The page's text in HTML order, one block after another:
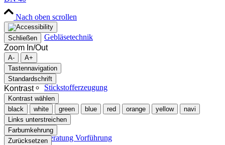
Gebläsetechnik
Stickstofferzeugung
Beratung Vorführung
Nach oben scrollen
Schließen
Zoom In/Out
A-
A+
Tastennavigation
Standardschrift
Kontrast
Kontrast wählen
black
white green blue red orange yellow
navi
Links unterstreichen
Farbumkehrung
Zurücksetzen